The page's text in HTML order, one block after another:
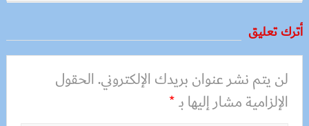
أترك تعليق
لن يتم نشر عنوان بريدك الإلكتروني.الحقول
الإلزامية مشار إليها بـ*